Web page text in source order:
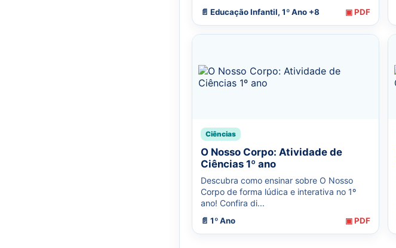
📄 Educação Infantil, 1º Ano +8 ▣ PDF
Ciências
O Nosso Corpo: Atividade de
Ciências 1º ano
Descubra como ensinar sobre O Nosso
Corpo de forma lúdica e interativa no 1º
ano! Confira di...
📄 1º Ano ▣ PDF